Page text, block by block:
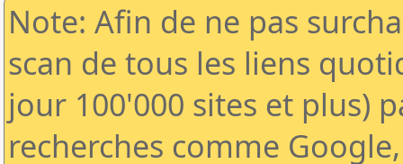
Note: Afin de ne pas
scan de tous les liens
jour 100'000 sites et plus)
recherches comme